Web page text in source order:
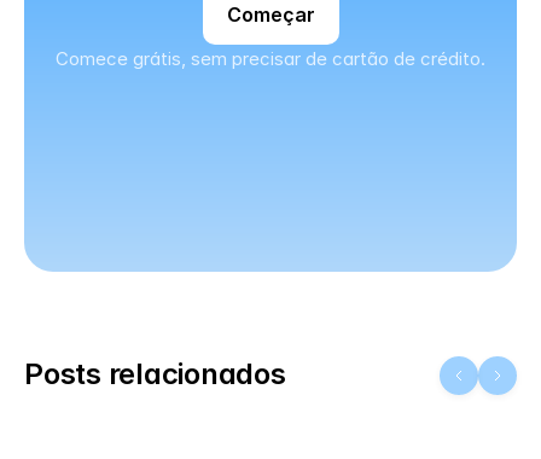
Começar
Comece grátis, sem precisar de cartão de crédito.
Posts relacionados